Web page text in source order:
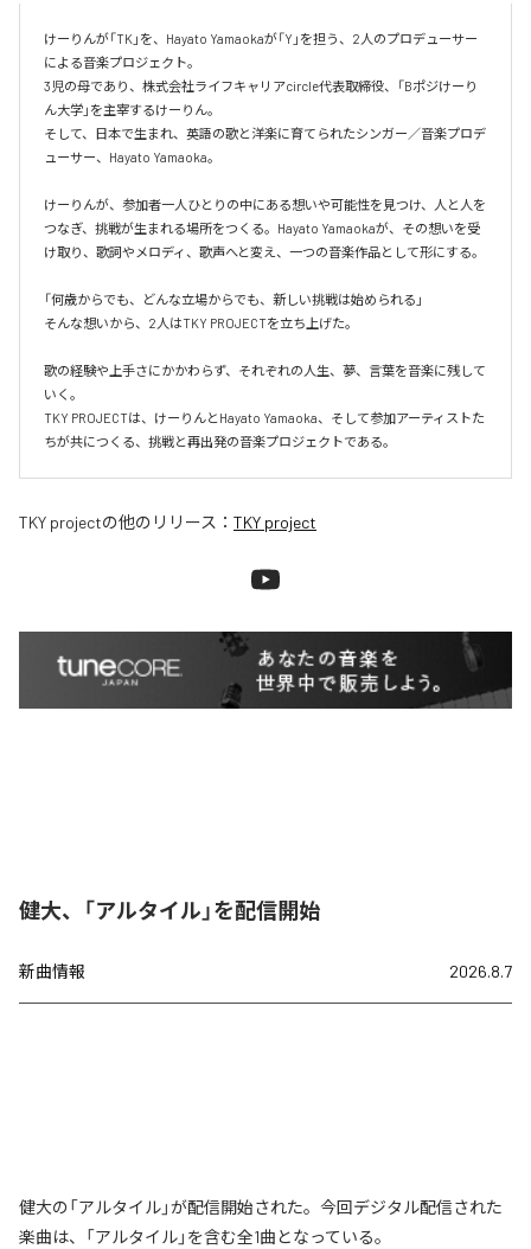
けーりんが「TK」を、Hayato Yamaokaが「Y」を担う、2人のプロデューサー
による音楽プロジェクト。
3児の母であり、株式会社ライフキャリアcircle代表取締役、「Bポジけーり
ん大学」を主宰するけーりん。
そして、日本で生まれ、英語の歌と洋楽に育てられたシンガー／音楽プロデ
ューサー、Hayato Yamaoka。
けーりんが、参加者一人ひとりの中にある想いや可能性を見つけ、人と人を
つなぎ、挑戦が生まれる場所をつくる。Hayato Yamaokaが、その想いを受
け取り、歌詞やメロディ、歌声へと変え、一つの音楽作品として形にする。
「何歳からでも、どんな立場からでも、新しい挑戦は始められる」
そんな想いから、2人はTKY PROJECTを立ち上げた。
歌の経験や上手さにかかわらず、それぞれの人生、夢、言葉を音楽に残して
いく。
TKY PROJECTは、けーりんとHayato Yamaoka、そして参加アーティストた
ちが共につくる、挑戦と再出発の音楽プロジェクトである。
TKY projectの他のリリース： TKY project
健大、「アルタイル」を配信開始
新曲情報 2026.8.7
健大の「アルタイル」が配信開始された。今回デジタル配信された
楽曲は、「アルタイル」を含む全1曲となっている。